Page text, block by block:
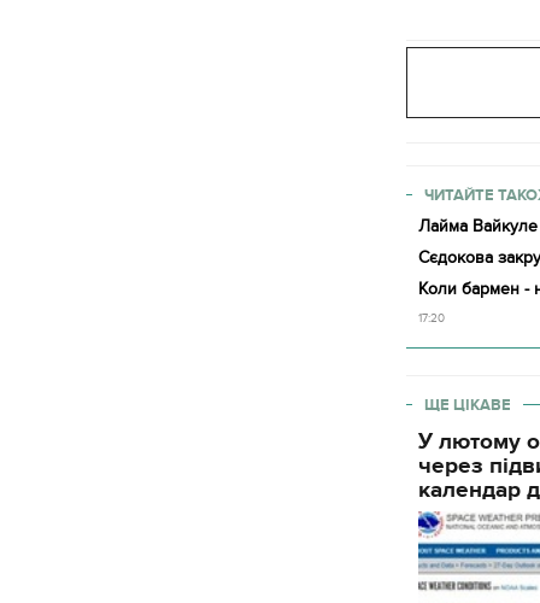
ЧИТАЙТЕ
Лайма Вайкуле
Сєдокова
Коли бармен -
17:20
ЩЕ ЦІКАВЕ
У лютому
через
календар